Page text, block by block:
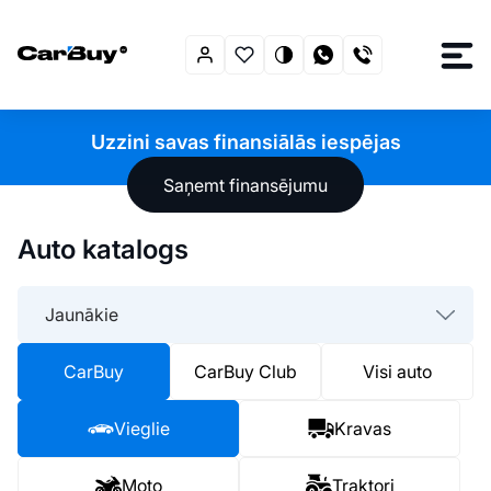
Uzzini savas finansiālās iespējas
Saņemt finansējumu
Auto katalogs
Jaunākie
CarBuy CarBuy Club Visi auto
Vieglie Kravas
Moto Traktori